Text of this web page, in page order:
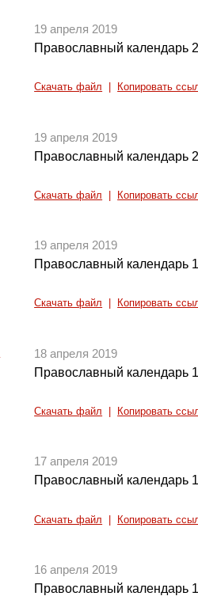
19 апреля 2019
Православный календарь
Скачать файл Копировать
19 апреля 2019
Православный календарь
Скачать файл Копировать
19 апреля 2019
Православный календарь
Скачать файл Копировать
18 апреля 2019
Православный календарь
Скачать файл Копировать
17 апреля 2019
Православный календарь
Скачать файл Копировать
16 апреля 2019
Православный календарь